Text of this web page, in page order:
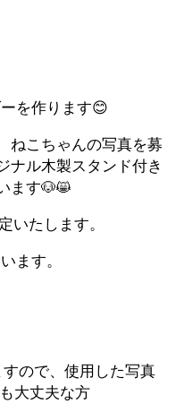
を作ります😊
ねこちゃんの写真を募
ナル木製スタンド付き
ます🐶😸
いたします。
ます。
ので、使用した写真
大丈夫な方